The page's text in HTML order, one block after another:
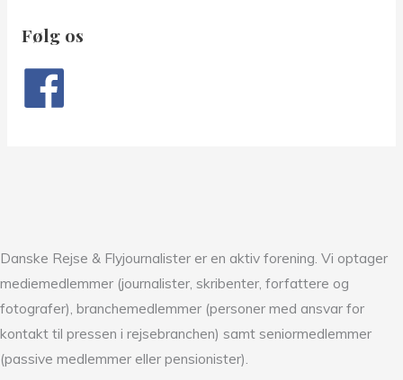
Følg os
Danske Rejse & Flyjournalister er en aktiv forening. Vi optager
mediemedlemmer (journalister, skribenter, forfattere og
fotografer), branchemedlemmer (personer med ansvar for
kontakt til pressen i rejsebranchen) samt seniormedlemmer
(passive medlemmer eller pensionister).